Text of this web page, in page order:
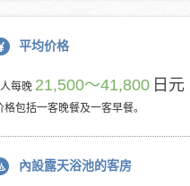
平均价格
每晚 21,500～41,800 日元
格包括一客晚餐及一客早餐。
內設露天浴池的客房